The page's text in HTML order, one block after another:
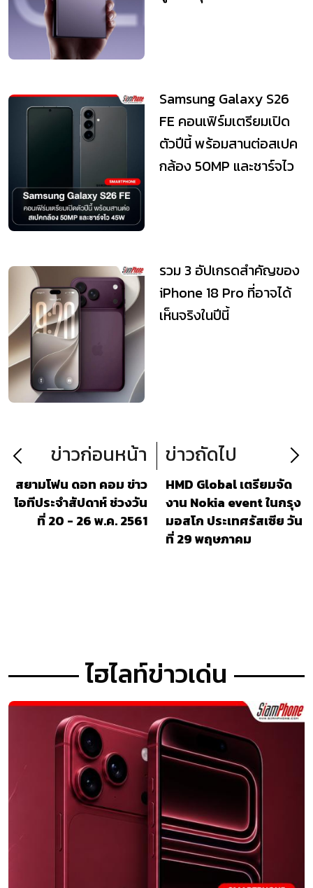
Samsung Galaxy S26
FE คอนเฟิร์มเตรียมเปิด
ตัวปีนี้ พร้อมสานต่อสเปค
กล้อง 50MP และชาร์จไว
รวม 3 อัปเกรดสำคัญของ
iPhone 18 Pro ที่อาจได้
เห็นจริงในปีนี้
ข่าวก่อนหน้า
สยามโฟน ดอท คอม ข่าว
ไอทีประจำสัปดาห์ ช่วงวัน
ที่ 20 - 26 พ.ค. 2561
ข่าวถัดไป
HMD Global เตรียมจัด
งาน Nokia event ในกรุง
มอสโก ประเทศรัสเซีย วัน
ที่ 29 พฤษภาคม
ไฮไลท์ข่าวเด่น